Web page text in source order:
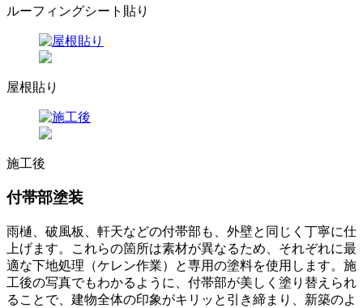
ルーフィングシート貼り
屋根貼り
施工後
付帯部塗装
雨樋、破風板、軒天などの付帯部も、外壁と同じく丁寧に仕
上げます。これらの箇所は素材が異なるため、それぞれに最
適な下地処理（ケレン作業）と専用の塗料を使用します。施
工後の写真でもわかるように、付帯部が美しく塗り替えられ
ることで、建物全体の印象がキリッと引き締まり、新築のよ